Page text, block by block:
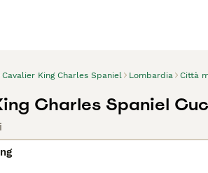
Cavalier King Charles Spaniel Lombardia Città
Charles Spaniel